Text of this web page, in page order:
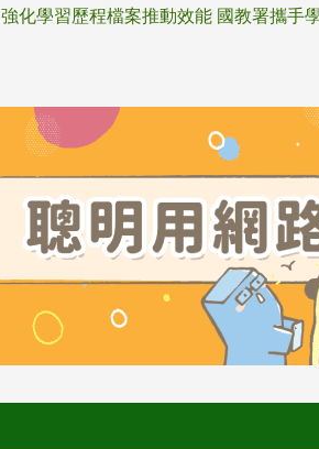
強化學習歷程檔案推動效能 國教署攜手